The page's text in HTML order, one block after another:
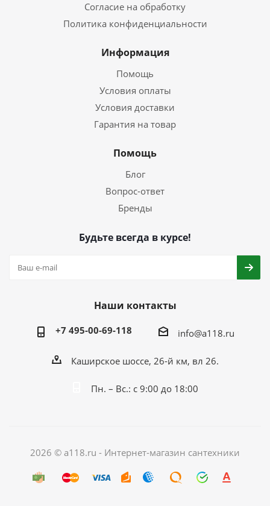
Согласие на обработку
Политика конфиденциальности
Информация
Помощь
Условия оплаты
Условия доставки
Гарантия на товар
Помощь
Блог
Вопрос-ответ
Бренды
Будьте всегда в курсе!
Наши контакты
+7 495-00-69-118 info@a118.ru
Каширское шоссе, 26-й км, вл 26.
Пн. – Вс.: с 9:00 до 18:00
2026 © a118.ru - Интернет-магазин сантехники